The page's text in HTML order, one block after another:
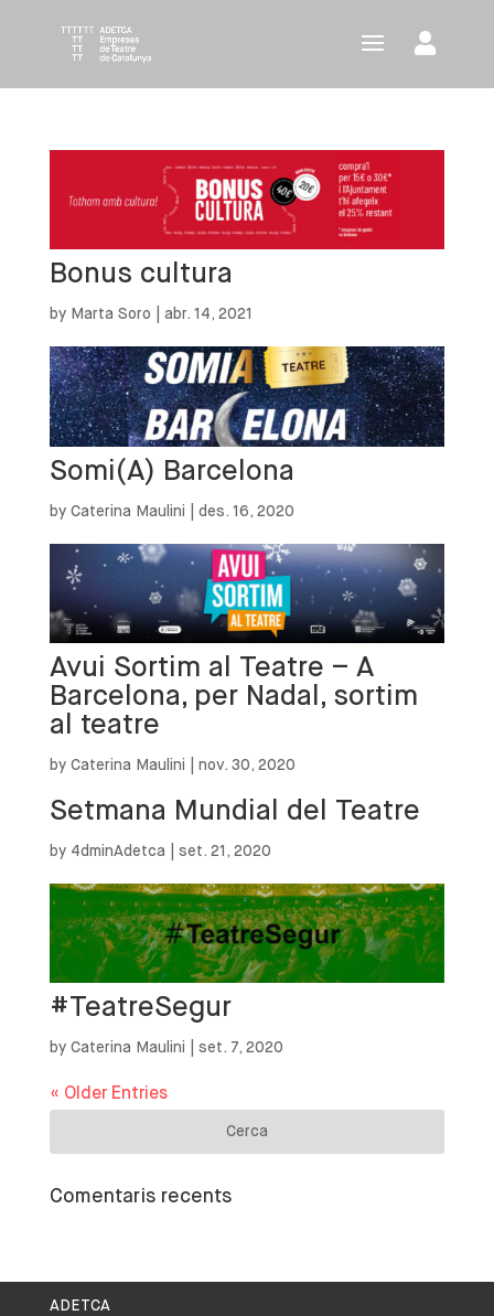
Bonus cultura
by Marta Soro abr. 14, 2021
Somi(A) Barcelona
by Caterina Maulini des. 16, 2020
Avui Sortim al Teatre – A
Barcelona, per Nadal, sortim
al teatre
by Caterina Maulini nov. 30, 2020
Setmana Mundial del Teatre
by 4dminAdetca set. 21, 2020
#TeatreSegur
by Caterina Maulini set. 7, 2020
« Older Entries
Comentaris recents
ADETCA